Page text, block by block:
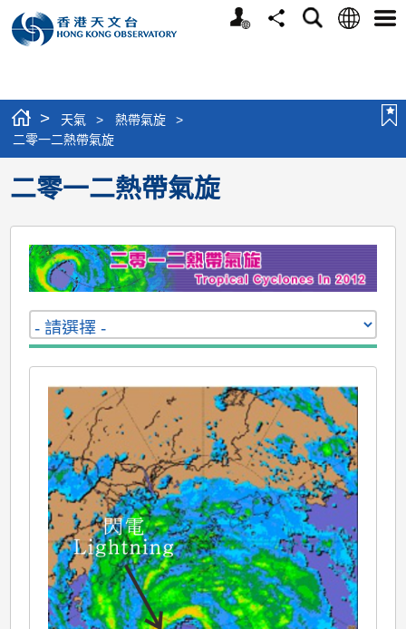
個
分
搜
語
選
> 天氣 > 熱帶氣旋
>
二零一二熱帶氣旋
二零一二熱帶氣旋